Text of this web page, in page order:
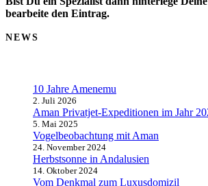
bearbeite den Eintrag.
NEWS
10 Jahre Amenemu
2. Juli 2026
Aman Privatjet-Expeditionen im Jahr
5. Mai 2025
Vogelbeobachtung mit Aman
24. November 2024
Herbstsonne in Andalusien
14. Oktober 2024
Vom Denkmal zum Luxusdomizil